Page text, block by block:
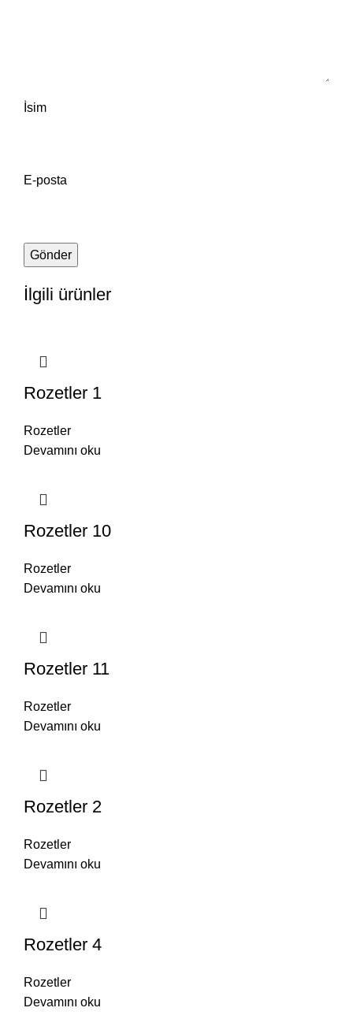
İsim
E-posta
İlgili ürünler
Rozetler 1
Rozetler
Devamını oku
Rozetler 10
Rozetler
Devamını oku
Rozetler 11
Rozetler
Devamını oku
Rozetler 2
Rozetler
Devamını oku
Rozetler 4
Rozetler
Devamını oku